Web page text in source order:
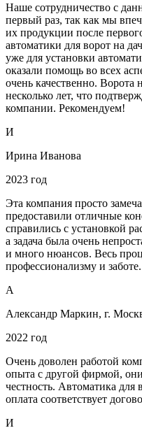
Наше сотрудничество с
первый раз, так как мы
их продукции после
автоматики для ворот на
уже для установки
оказали помощь во всех
очень качественно. Ворота
несколько лет, что
компании. Рекомендуем!
И
Ирина Иванова
2023 год
Эта компания просто
предоставили отличные
справились с установкой
а задача была очень
и много нюансов. Весь
профессионализму и
А
Александр Маркин, г.
2022 год
Очень доволен работой
опыта с другой фирмой,
честность. Автоматика для
оплата соответствует
И